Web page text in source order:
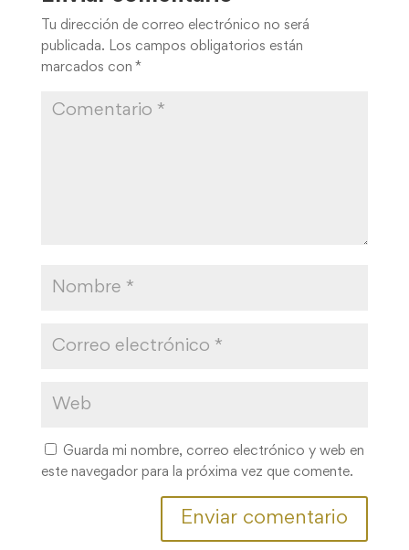
Tu dirección de correo electrónico no será
publicada. Los campos obligatorios están
marcados con *
Guarda mi nombre, correo electrónico y web en
este navegador para la próxima vez que comente.